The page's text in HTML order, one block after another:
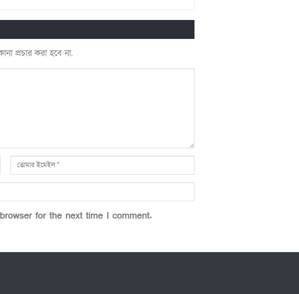
প্রচার করা হবে না.
for the next time I comment.